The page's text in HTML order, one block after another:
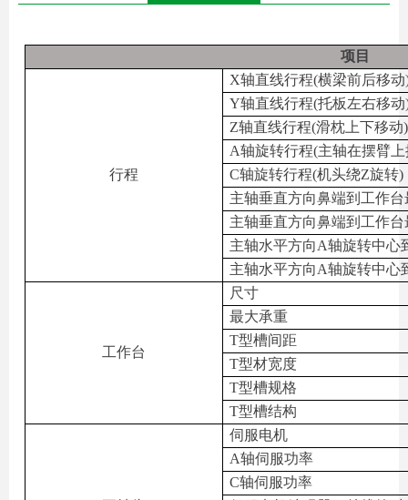
项目
行程
X轴直线行程(横梁前后移动
Y轴直线行程(托板左右移动
Z轴直线行程(滑枕上下移动)
A轴旋转行程(主轴在摆臂
C轴旋转行程(机头绕Z旋转)
主轴垂直方向鼻端到工作
主轴垂直方向鼻端到工作
主轴水平方向A轴旋转中心
主轴水平方向A轴旋转中心
工作台
尺寸
最大承重
T型槽间距
T型材宽度
T型槽规格
T型槽结构
伺服电机
A轴伺服功率
C轴伺服功率